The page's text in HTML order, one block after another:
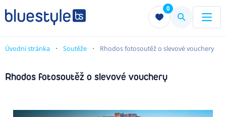
0
Menu Menu
Úvodní stránka Soutěže Rhodos fotosoutěž o slevové vouchery
Rhodos fotosoutěž o slevové vouchery